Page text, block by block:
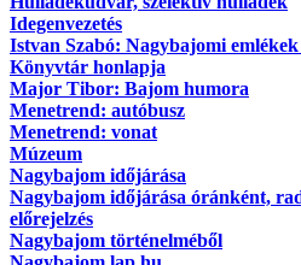
Idegenvezetés
Istvan Szabó: Nagybajomi
Könyvtár honlapja
Major Tibor: Bajom humora
Menetrend: autóbusz
Menetrend: vonat
Múzeum
Nagybajom időjárása
Nagybajom időjárása óránként,
előrejelzés
Nagybajom történelméből